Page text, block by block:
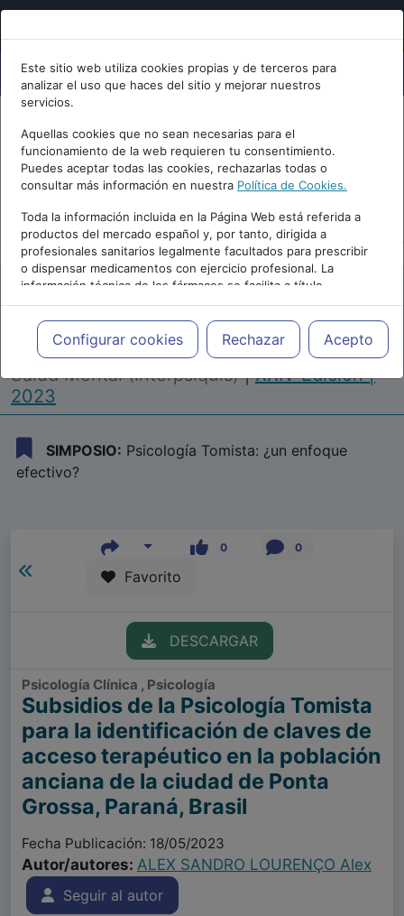
Este sitio web utiliza cookies propias y de terceros para
analizar el uso que haces del sitio y mejorar nuestros
servicios.
Aquellas cookies que no sean necesarias para el
funcionamiento de la web requieren tu consentimiento.
Puedes aceptar todas las cookies, rechazarlas todas o
consultar más información en nuestra Política de Cookies.
Toda la información incluida en la Página Web está referida a
productos del mercado español y, por tanto, dirigida a
profesionales sanitarios legalmente facultados para prescribir
o dispensar medicamentos con ejercicio profesional. La
información técnica de los fármacos se facilita a título
meramente informativo, siendo responsabilidad de los
profesionales facultados prescribir medicamentos y decidir, en
cada caso concreto, el tratamiento más adecuado a las
necesidades del paciente.
Configurar cookies Rechazar Acepto
Repositorio de Artículos |Congreso Virtual
Internacional de Psiquiatría, Psicología y
Salud Mental (Interpsiquis)|XXIV Edición |
2023
SIMPOSIO: Psicología Tomista: ¿un enfoque
efectivo?
0 0
Favorito
DESCARGAR
Psicología Clínica , Psicología
Subsidios de la Psicología Tomista
para la identificación de claves de
acceso terapéutico en la población
anciana de la ciudad de Ponta
Grossa, Paraná, Brasil
Fecha Publicación: 18/05/2023
Autor/autores: ALEX SANDRO LOURENÇO Alex
Seguir al autor